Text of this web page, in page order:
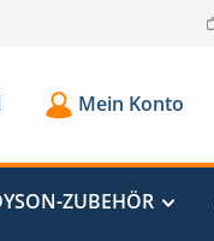
Mein Konto
ZUBEHÖR